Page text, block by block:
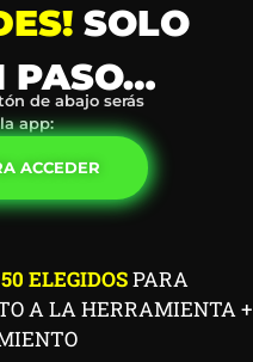
SOLO
PASO…
de abajo serás
app:
ACCEDER
50 ELEGIDOSPARA
A LA HERRAMIENTA +